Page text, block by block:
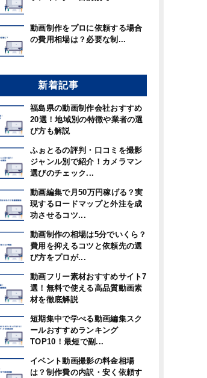
動画制作をプロに依頼する場合
の費用相場は？必要な制...
新着記事
福島県の動画制作会社おすすめ
20選！地域別の特徴や業者の選
び方も解説
ふぉとるの評判・口コミを撮影
ジャンル別で紹介！カメラマン
選びのチェック...
動画編集で月50万円稼げる？実
現するロードマップと外注を成
功させるコツ...
動画制作の相場は5分でいくら？
費用を抑えるコツと依頼先の選
び方をプロが...
動画フリー素材おすすめサイト7
選！無料で使える高品質動画素
材を徹底解説
短期集中で学べる動画編集スク
ールおすすめランキング
TOP10！最短で副...
イベント動画撮影の料金相場
は？制作費の内訳・安く依頼す